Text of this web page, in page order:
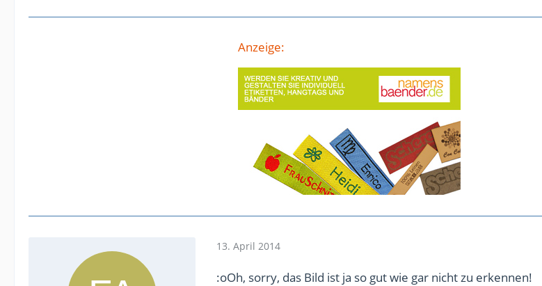
Anzeige:
13. April 2014
:oOh, sorry, das Bild ist ja so gut wie gar nicht zu erkennen!